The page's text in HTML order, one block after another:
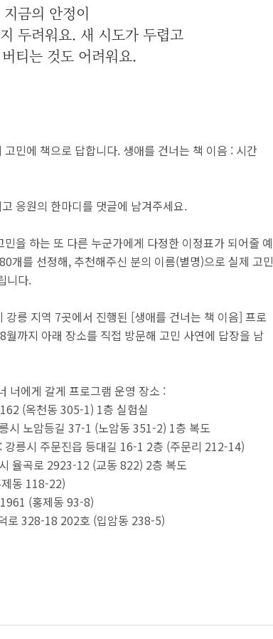
지금의 안정이
두려워요. 새 시도가 두렵고
티는 것도 어려워요.
민에 책으로 답합니다. 생애를 건너는 책 이음 : 시간
응원의 한마디를 댓글에 남겨주세요.
을 하는 또 다른 누군가에게 다정한 이정표가 되어줄 예
개를 선정해, 추천해주신 분의 이름(별명)으로 실제 고민
니다.
릉 지역 7곳에서 진행된 [생애를 건너는 책 이음] 프로
까지 아래 장소를 직접 방문해 고민 사연에 답장을 남
에게 갈게 프로그램 운영 장소 :
(옥천동 305-1) 1층 실험실
시 노암등길 37-1 (노암동 351-2) 1층 복도
릉시 주문진읍 등대길 16-1 2층 (주문리 212-14)
율곡로 2923-12 (교동 822) 2층 복도
동 118-22)
(홍제동 93-8)
로 328-18 202호 (입암동 238-5)